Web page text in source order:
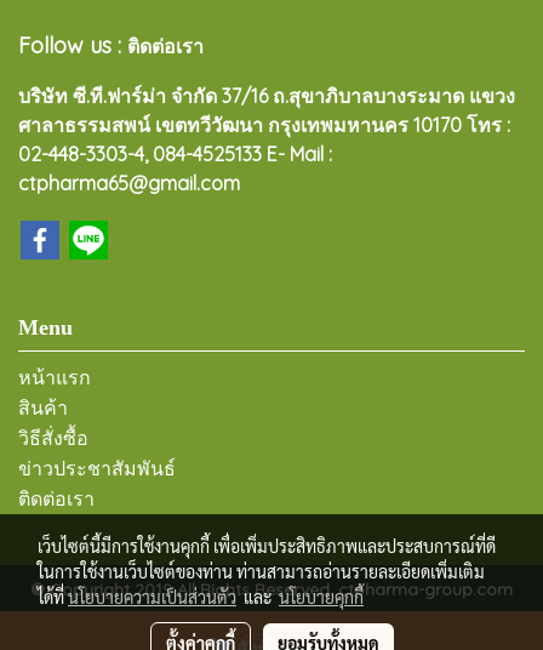
Follow us : ติดต่อเรา
บริษัท ซี.ที.ฟาร์ม่า จำกัด 37/16 ถ.สุขาภิบาลบางระมาด แขวง
ศาลาธรรมสพน์ เขตทวีวัฒนา กรุงเทพมหานคร 10170 โทร :
02-448-3303-4, 084-4525133 E- Mail :
ctpharma65@gmail.com
Menu
หน้าแรก
สินค้า
วิธีสั่งซื้อ
ข่าวประชาสัมพันธ์
ติดต่อเรา
© Copyright 2019 All Rights Reserved. ctpharma-group.com
ผู้เข้าชมทั้งหมด3,801,846
เว็บไซต์นี้มีการใช้งานคุกกี้ เพื่อเพิ่มประสิทธิภาพและประสบการณ์ที่ดี
ในการใช้งานเว็บไซต์ของท่าน ท่านสามารถอ่านรายละเอียดเพิ่มเติม
ได้ที่นโยบายความเป็นส่วนตัวและนโยบายคุกกี้
ตั้งค่าคุกกี้ ยอมรับทั้งหมด